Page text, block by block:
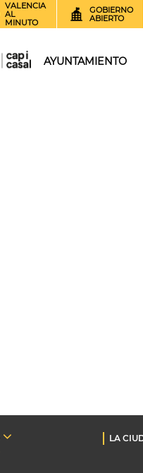
VALENCIA
AL
MINUTO
GOBIERNO
ABIERTO
AYUNTAMIENTO
LA